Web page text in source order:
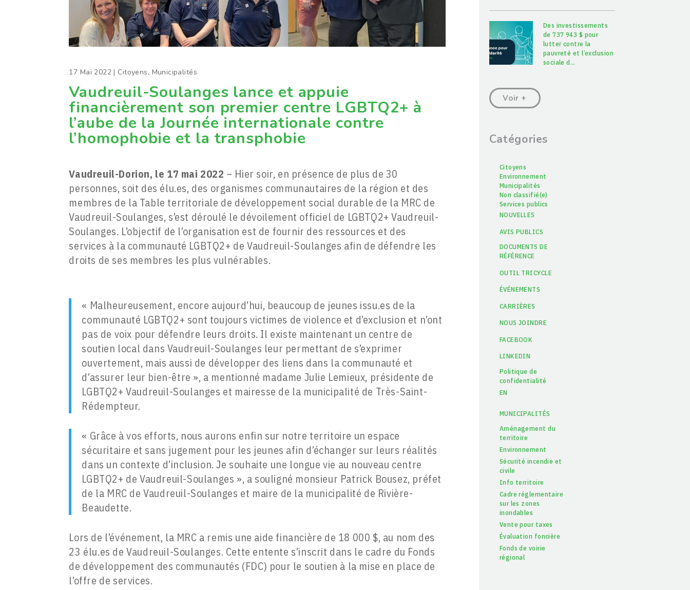
Vaudreuil-Soulanges lance et appuie
financièrement son premier centre LGBTQ2+ à
l’aube de la Journée internationale contre
l’homophobie et la transphobie
17 Mai 2022 | Citoyens, Municipalités
Vaudreuil-Dorion, le 17 mai 2022 – Hier soir, en présence de plus de 30
personnes, soit des élu.es, des organismes communautaires de la région et des
membres de la Table territoriale de développement social durable de la MRC de
Vaudreuil-Soulanges, s’est déroulé le dévoilement officiel de LGBTQ2+ Vaudreuil-
Soulanges. L’objectif de l’organisation est de fournir des ressources et des
services à la communauté LGBTQ2+ de Vaudreuil-Soulanges afin de défendre les
droits de ses membres les plus vulnérables.
« Malheureusement, encore aujourd’hui, beaucoup de jeunes issu.es de la
communauté LGBTQ2+ sont toujours victimes de violence et d’exclusion et n’ont
pas de voix pour défendre leurs droits. Il existe maintenant un centre de
soutien local dans Vaudreuil-Soulanges leur permettant de s’exprimer
ouvertement, mais aussi de développer des liens dans la communauté et
d’assurer leur bien-être », a mentionné madame Julie Lemieux, présidente de
LGBTQ2+ Vaudreuil-Soulanges et mairesse de la municipalité de Très-Saint-
Rédempteur.
« Grâce à vos efforts, nous aurons enfin sur notre territoire un espace
sécuritaire et sans jugement pour les jeunes afin d’échanger sur leurs réalités
dans un contexte d’inclusion. Je souhaite une longue vie au nouveau centre
LGBTQ2+ de Vaudreuil-Soulanges », a souligné monsieur Patrick Bousez, préfet
de la MRC de Vaudreuil-Soulanges et maire de la municipalité de Rivière-
Beaudette.
Lors de l’événement, la MRC a remis une aide financière de 18 000 $, au nom des
23 élu.es de Vaudreuil-Soulanges. Cette entente s’inscrit dans le cadre du Fonds
de développement des communautés (FDC) pour le soutien à la mise en place de
l’offre de services.
Des investissements
de 737 943 $ pour
lutter contre la
pauvreté et l’exclusion
sociale d…
Voir +
Catégories
Citoyens
Environnement
Municipalités
Non classifié(e)
Services publics
NOUVELLES
AVIS PUBLICS
DOCUMENTS DE
RÉFÉRENCE
OUTIL TRICYCLE
ÉVÉNEMENTS
CARRIÈRES
NOUS JOINDRE
FACEBOOK
LINKEDIN
Politique de
confidentialité
EN
MUNICIPALITÉS
Aménagement du
territoire
Environnement
Sécurité incendie et
civile
Info territoire
Cadre réglementaire
sur les zones
inondables
Vente pour taxes
Évaluation foncière
Fonds de voirie
régional